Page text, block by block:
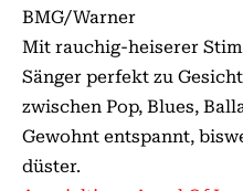
BMG/Warner
Mit rauchig-heiserer
Sänger perfekt zu
zwischen Pop, Blues,
Gewohnt entspannt,
düster.